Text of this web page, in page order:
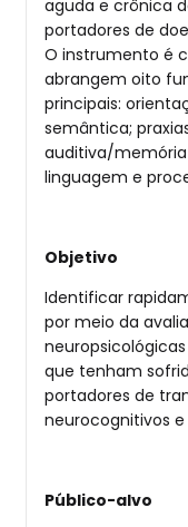
aguda e crônica
portadores de
O instrumento é
abrangem oito
principais:
semântica;
auditiva/
linguagem e
Objetivo
Identificar
por meio da
que tenham
portadores de
neurocognitivos e
Público-alvo